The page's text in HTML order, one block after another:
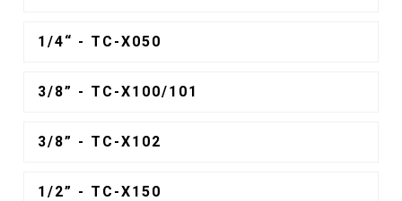
1/4“ - TC-X050
3/8” - TC-X100/101
3/8” - TC-X102
1/2” - TC-X150